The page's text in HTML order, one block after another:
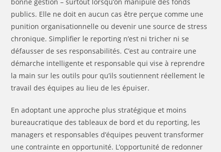
publics. Elle ne doit en aucun cas être perçue comme une
punition organisationnelle ou devenir une source de stress
chronique. Simplifier le reporting n’est ni tricher ni se
défausser de ses responsabilités. C’est au contraire une
démarche intelligente et responsable qui vise à reprendre
la main sur les outils pour qu’ils soutiennent réellement le
travail des équipes au lieu de les épuiser.
En adoptant une approche plus stratégique et moins
bureaucratique des tableaux de bord et du reporting, les
managers et responsables d’équipes peuvent transformer
une contrainte en opportunité. L’opportunité de redonner